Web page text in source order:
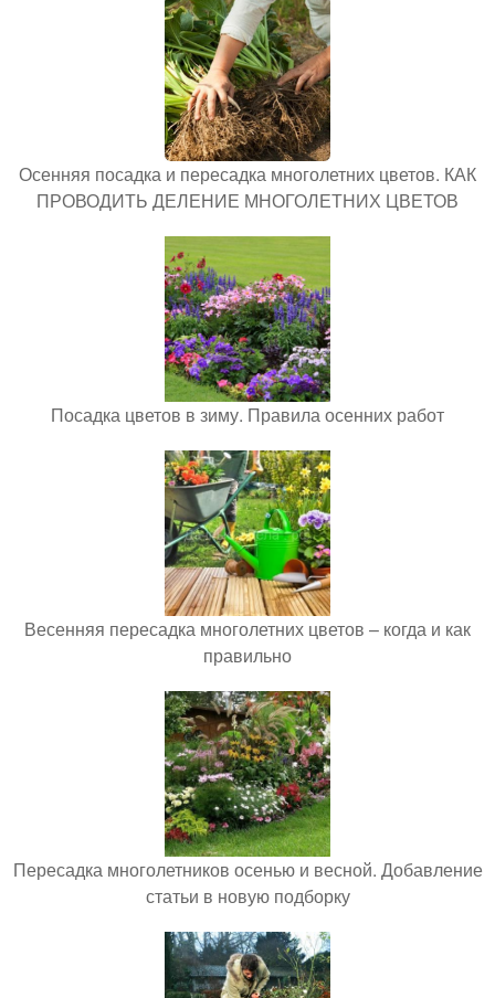
Осенняя посадка и пересадка многолетних цветов. КАК
ПРОВОДИТЬ ДЕЛЕНИЕ МНОГОЛЕТНИХ ЦВЕТОВ
Посадка цветов в зиму. Правила осенних работ
Весенняя пересадка многолетних цветов – когда и как
правильно
Пересадка многолетников осенью и весной. Добавление
статьи в новую подборку